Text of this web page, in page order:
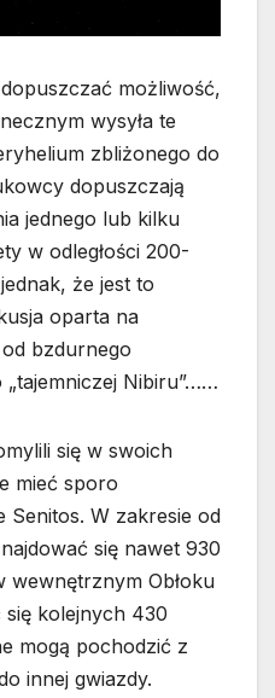
możliwość,
wysyła te
zbliżonego do
dopuszczają
jednego lub kilku
w odległości 200-
że jest to
oparta na
bzdurnego
Nibiru”……
się w swoich
mieć sporo
W zakresie od
się nawet 930
wewnętrznym Obłoku
kolejnych 430
mogą pochodzić z
innej gwiazdy.